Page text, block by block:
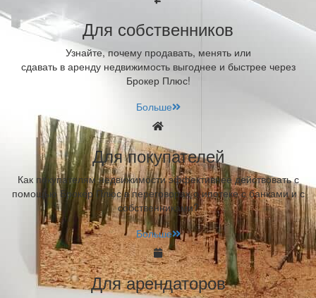
Для собственников
Узнайте, почему продавать, менять или
сдавать в аренду недвижимость выгоднее и быстрее через
Брокер Плюс!
Больше
Для покупателей
Как покупателям недвижимости эффективнее действовать с
помощью Брокер Плюс в переговорах о ипотеке с банками и с
собственниками?
Больше
Для арендаторов